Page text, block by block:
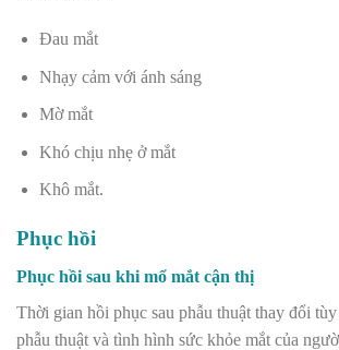
Đau mắt
Nhạy cảm với ánh sáng
Mờ mắt
Khó chịu nhẹ ở mắt
Khô mắt.
Phục hồi
Phục hồi sau khi mổ mắt cận thị
Thời gian hồi phục sau phẫu thuật thay đổi
phẫu thuật và tình hình sức khỏe mắt của